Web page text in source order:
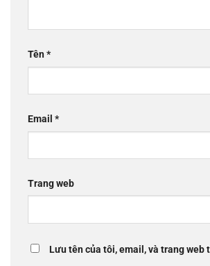
Tên*
Email *
Trang web
Lưu tên của tôi, email, và trang web